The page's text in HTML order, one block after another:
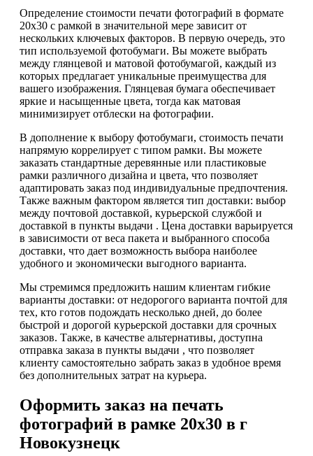
Определение стоимости печати фотографий в формате
20х30 с рамкой в значительной мере зависит от
нескольких ключевых факторов. В первую очередь, это
тип используемой фотобумаги. Вы можете выбрать
между глянцевой и матовой фотобумагой, каждый из
которых предлагает уникальные преимущества для
вашего изображения. Глянцевая бумага обеспечивает
яркие и насыщенные цвета, тогда как матовая
минимизирует отблески на фотографии.
В дополнение к выбору фотобумаги, стоимость печати
напрямую коррелирует с типом рамки. Вы можете
заказать стандартные деревянные или пластиковые
рамки различного дизайна и цвета, что позволяет
адаптировать заказ под индивидуальные предпочтения.
Также важным фактором является тип доставки: выбор
между почтовой доставкой, курьерской службой и
доставкой в пункты выдачи . Цена доставки варьируется
в зависимости от веса пакета и выбранного способа
доставки, что дает возможность выбора наиболее
удобного и экономически выгодного варианта.
Мы стремимся предложить нашим клиентам гибкие
варианты доставки: от недорогого варианта почтой для
тех, кто готов подождать несколько дней, до более
быстрой и дорогой курьерской доставки для срочных
заказов. Также, в качестве альтернативы, доступна
отправка заказа в пункты выдачи , что позволяет
клиенту самостоятельно забрать заказ в удобное время
без дополнительных затрат на курьера.
Оформить заказ на печать
фотографий в рамке 20х30 в г
Новокузнецк